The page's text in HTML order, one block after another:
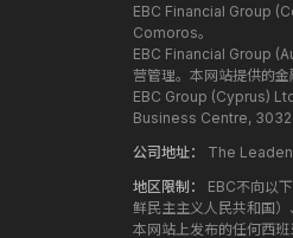
EBC Financial Group
Comoros。
EBC Financial Group
营管理。本网站提供的
EBC Group (Cyprus)
Business Centre, 3032
公司地址：
The
地区限制：
EBC不向以
鲜民主主义人民共和国
本网站上发布的任何西班